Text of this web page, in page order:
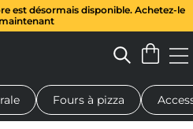
est désormais disponible. Achetez-le
pâte Cadeaux Planches de
Fours à pizza